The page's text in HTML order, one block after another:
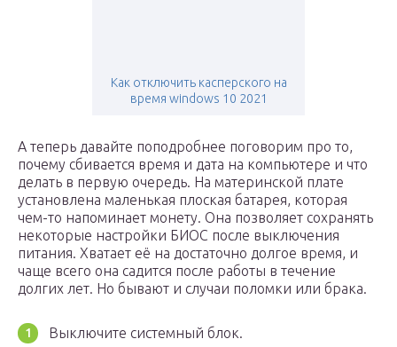
Как отключить касперского на
время windows 10 2021
А теперь давайте поподробнее поговорим про то,
почему сбивается время и дата на компьютере и что
делать в первую очередь. На материнской плате
установлена маленькая плоская батарея, которая
чем-то напоминает монету. Она позволяет сохранять
некоторые настройки БИОС после выключения
питания. Хватает её на достаточно долгое время, и
чаще всего она садится после работы в течение
долгих лет. Но бывают и случаи поломки или брака.
Выключите системный блок.